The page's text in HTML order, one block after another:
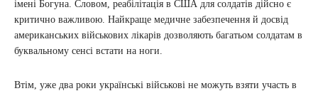
імені Богуна. Словом, реабілітація в США для солдатів дійсно є
критично важливою. Найкраще медичне забезпечення й досвід
американських військових лікарів дозволяють багатьом солдатам в
буквальному сенсі встати на ноги.
Втім, уже два роки українські військові не можуть взяти участь в